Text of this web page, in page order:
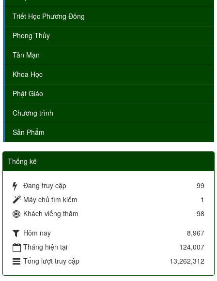
Triết Học Phương Đông
Phong Thủy
Tản Mạn
Khoa Học
Phật Giáo
Chương trình
Sản Phẩm
Thống kê
Đang truy cập
99
Máy chủ tìm kiếm
1
Khách viếng thăm
98
Hôm nay
8,967
Tháng hiện tại
124,007
Tổng lượt truy cập
13,262,312